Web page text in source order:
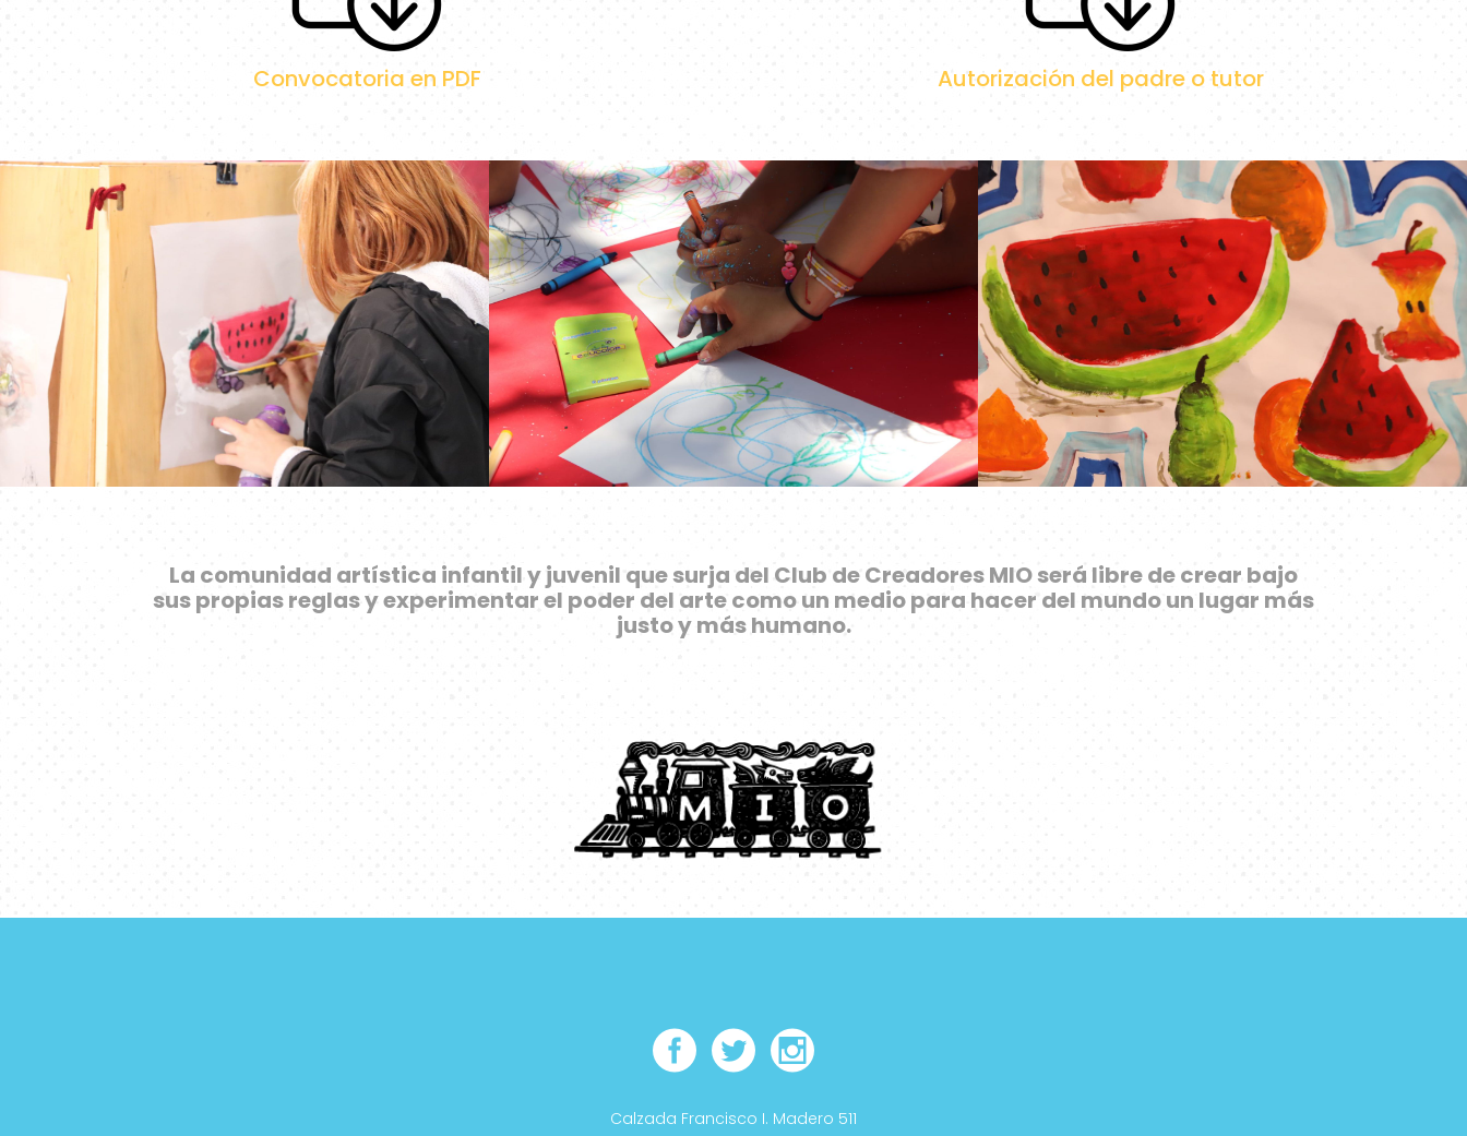
Convocatoria en PDF Autorización del padre o tutor
La comunidad artística infantil y juvenil que surja del Club de Creadores MIO será libre de crear bajo
sus propias reglas y experimentar el poder del arte como un medio para hacer del mundo un lugar más
justo y más humano.
Calzada Francisco I. Madero 511